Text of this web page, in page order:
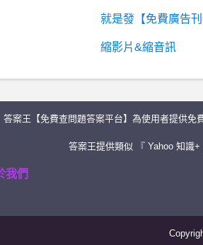
就是發【免費廣告刊
縮影片&縮音訊
答案王【免費查問題答案平台】為使用者提供免
答案王提供類似 『 Yahoo 知識
我們